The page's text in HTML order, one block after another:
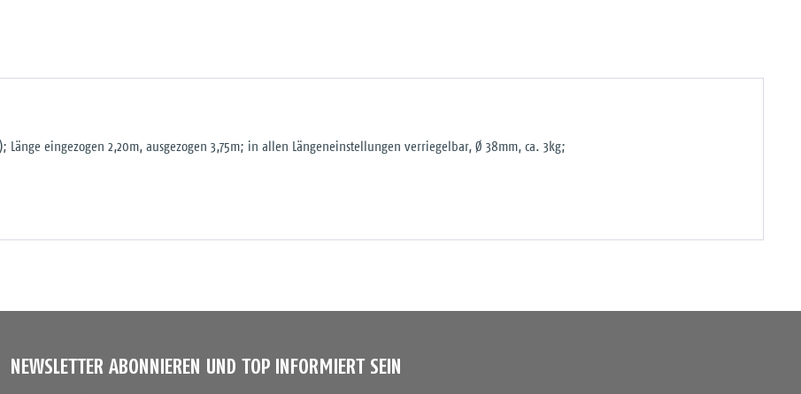
eingezogen 2,20m, ausgezogen 3,75m; in allen Längeneinstellungen verriegelbar, Ø 38mm, ca. 3kg;
NEWSLETTER ABONNIEREN UND TOP INFORMIERT SEIN